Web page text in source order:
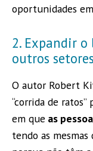
oportunidades
2. Expandir
outros setores
O autor Robert
“corrida de
em que as
tendo as